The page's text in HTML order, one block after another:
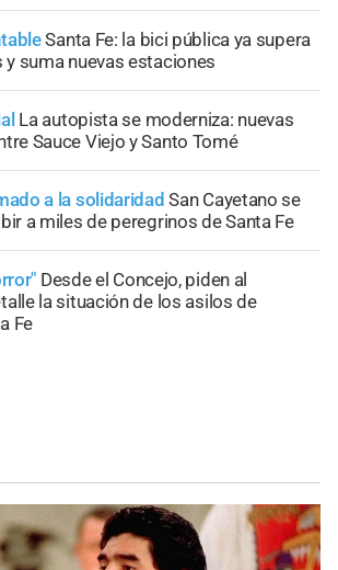
Santa Fe: la bici pública ya supera
y suma nuevas estaciones
La autopista se moderniza: nuevas
Sauce Viejo y Santo Tomé
a la solidaridad San Cayetano se
a miles de peregrinos de Santa Fe
Desde el Concejo, piden al
la situación de los asilos de
Fe